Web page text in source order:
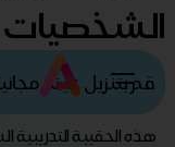
الشخصيات
قم بتنزيل عينة
هذه الحقيبة